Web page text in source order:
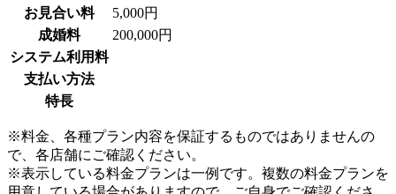
お見合い料
5,000円
成婚料
200,000円
システム利用料
支払い方法
特長
※料金、各種プラン内容を保証するものではありませんの
で、各店舗にご確認ください。
※表示している料金プランは一例です。複数の料金プランを